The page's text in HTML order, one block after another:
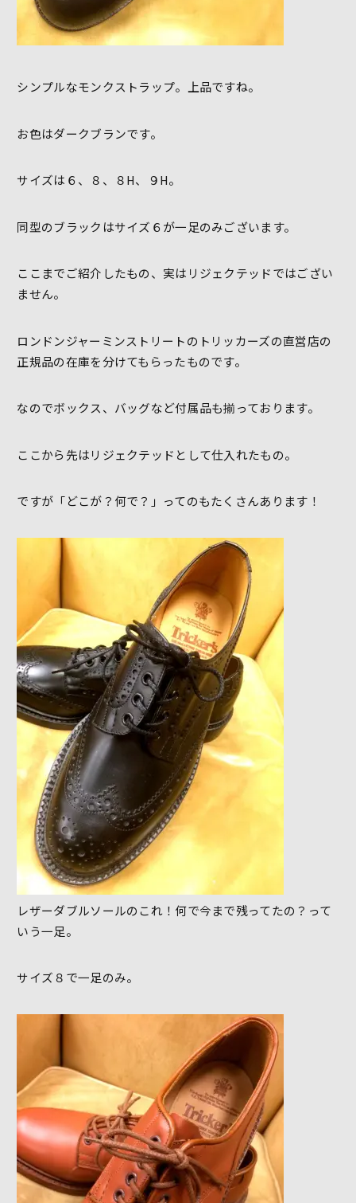
シンプルなモンクストラップ。上品ですね。
お色はダークブランです。
サイズは６、８、８H、９H。
同型のブラックはサイズ６が一足のみございます。
ここまでご紹介したもの、実はリジェクテッドではござい
ません。
ロンドンジャーミンストリートのトリッカーズの直営店の
正規品の在庫を分けてもらったものです。
なのでボックス、バッグなど付属品も揃っております。
ここから先はリジェクテッドとして仕入れたもの。
ですが「どこが？何で？」ってのもたくさんあります！
レザーダブルソールのこれ！何で今まで残ってたの？って
いう一足。
サイズ８で一足のみ。